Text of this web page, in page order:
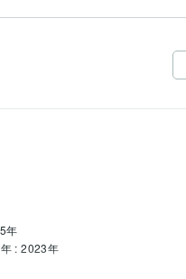
年
: 2023年